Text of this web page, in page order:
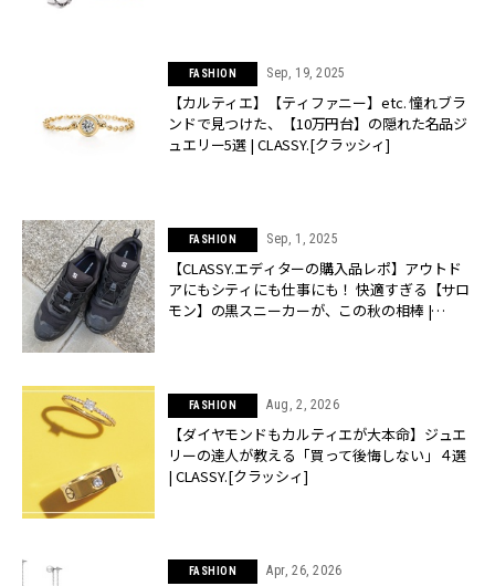
FASHION Sep, 19, 2025
【カルティエ】【ティファニー】etc. 憧れブラ
ンドで見つけた、【10万円台】の隠れた名品ジ
ュエリー5選 | CLASSY.[クラッシィ]
FASHION Sep, 1, 2025
【CLASSY.エディターの購入品レポ】アウトド
アにもシティにも仕事にも！ 快適すぎる【サロ
モン】の黒スニーカーが、この秋の相棒 |
FASHION Aug, 2, 2026
【ダイヤモンドもカルティエが大本命】ジュエ
リーの達人が教える「買って後悔しない」４選
| CLASSY.[クラッシィ]
FASHION Apr, 26, 2026